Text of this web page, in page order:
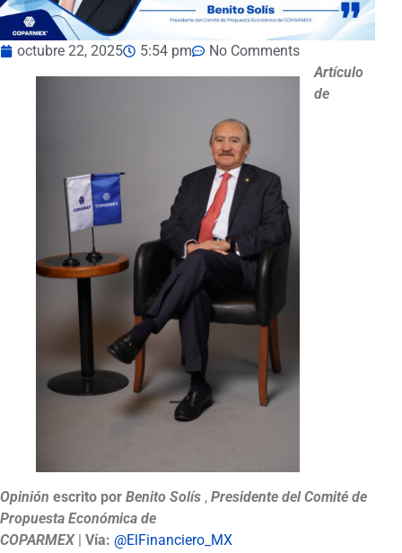
octubre 22, 2025 5:54 pm
No Comments
Artículo
de
Opinión escrito por Benito Solís , Presidente del Comité de
Propuesta Económica de
COPARMEX| Vía: @ElFinanciero_MX